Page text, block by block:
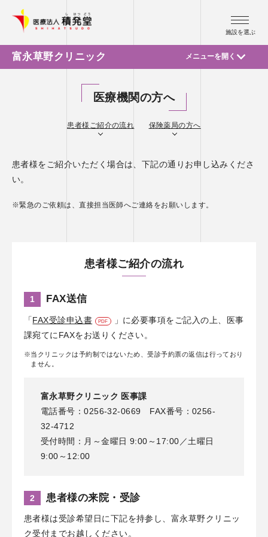
施設を選ぶ
富永草野クリニック メニューを開く
医療機関の方へ
居宅介護支援事業所
0256-32-0669
医療機関の方へ
患者様ご紹介の流れ 保険薬局の方へ
患者様をご紹介いただく場合は、下記の通りお申し込みくださ
い。
※緊急のご依頼は、直接担当医師へご連絡をお願いします。
患者様ご紹介の流れ
1 FAX送信
「FAX受診申込書
」に必要事項をご記入の上、医事
課宛てにFAXをお送りください。
※当クリニックは予約制ではないため、受診予約票の返信は行っており
ません。
富永草野クリニック 医事課
電話番号：0256-32-0669 FAX番号：0256-
32-4712
受付時間：月～金曜日 9:00～17:00／土曜日
9:00～12:00
2 患者様の来院・受診
患者様は受診希望日に下記を持参し、富永草野クリニッ
ク受付までお越しください。